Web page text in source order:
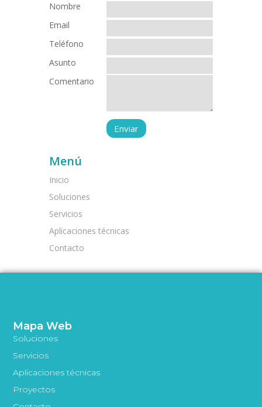
Nombre
Email
Teléfono
Asunto
Comentario
Menú
Inicio
Soluciones
Servicios
Aplicaciones técnicas
Contacto
Mapa Web
Soluciones
Servicios
Aplicaciones técnicas
Proyectos